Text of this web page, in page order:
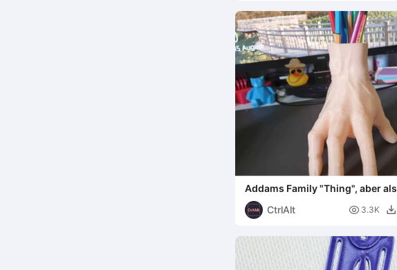
Addams Family "Thing", aber als
Stifteköcher
CtrlAlt
 3.3K 